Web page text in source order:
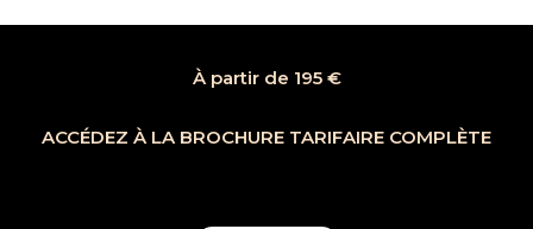
À partir de 195 €
ACCÉDEZ À LA BROCHURE TARIFAIRE COMPLÈTE